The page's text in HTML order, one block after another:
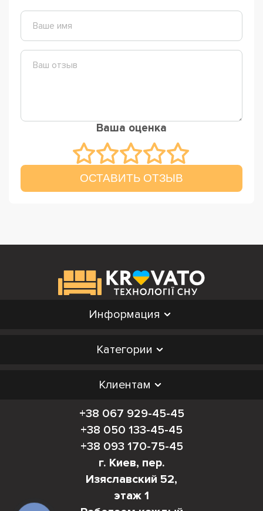
Ваша оценка
ОСТАВИТЬ ОТЗЫВ
Информация
Категории
Клиентам
+38 067 929-45-45
+38 050 133-45-45
+38 093 170-75-45
г. Киев, пер.
Изяславский 52,
этаж 1